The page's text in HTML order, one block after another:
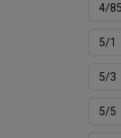
4/85
5/1
5/3
5/5